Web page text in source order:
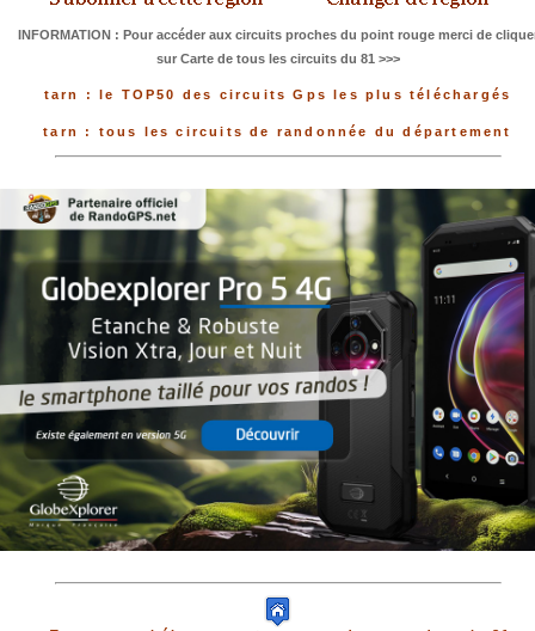
INFORMATION : Pour accéder aux circuits proches du point rouge merci de
sur Carte de tous les circuits du 81 >>>
tarn : le TOP50 des circuits Gps les plus téléchargés
tarn : tous les circuits de randonnée du département